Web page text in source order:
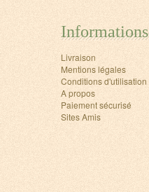
Informations
Livraison
Mentions légales
Conditions d'utilisation
A propos
Paiement sécurisé
Sites Amis